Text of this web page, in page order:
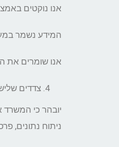
אנו נוקטים
המידע נשמר
אנו שומרים את
צדדים
יובהר כי המשרד
ניתוח נתונים,